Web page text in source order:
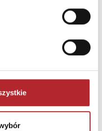
zobacz więcej
TOP 100